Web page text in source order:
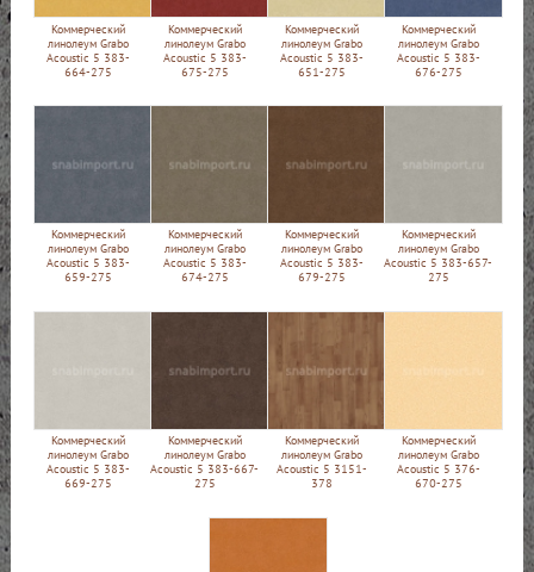
Коммерческий
линолеум Grabo
Acoustic 5 383-
664-275
Коммерческий
линолеум Grabo
Acoustic 5 383-
675-275
Коммерческий
линолеум Grabo
Acoustic 5 383-
651-275
Коммерческий
линолеум Grabo
Acoustic 5 383-
676-275
Коммерческий
линолеум Grabo
Acoustic 5 383-
659-275
Коммерческий
линолеум Grabo
Acoustic 5 383-
674-275
Коммерческий
линолеум Grabo
Acoustic 5 383-
679-275
Коммерческий
линолеум Grabo
Acoustic 5 383-657-
275
Коммерческий
линолеум Grabo
Acoustic 5 383-
669-275
Коммерческий
линолеум Grabo
Acoustic 5 383-667-
275
Коммерческий
линолеум Grabo
Acoustic 5 3151-
378
Коммерческий
линолеум Grabo
Acoustic 5 376-
670-275